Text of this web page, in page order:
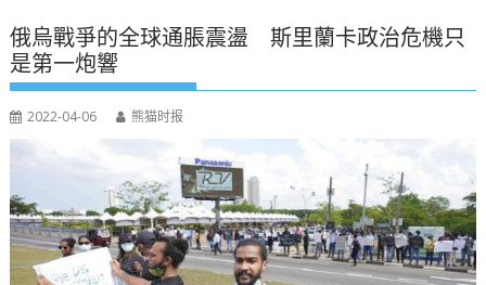
俄烏戰爭的全球通脹震盪 斯里蘭卡政治危機只
是第一炮響
2022-04-06 熊猫时报